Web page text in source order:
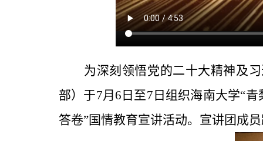
为深刻领悟党的二十大精神及
部）于7月 6 日至7 日组织海南大学“青
答卷”国情教育宣讲活动。 宣讲团成